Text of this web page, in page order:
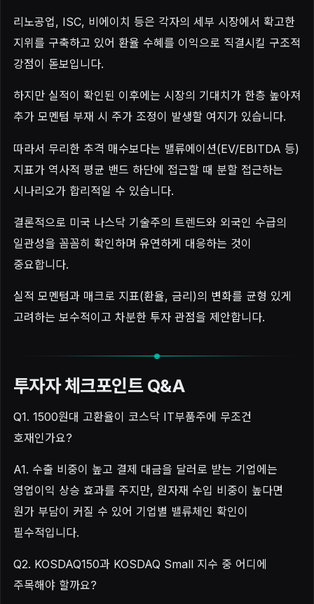
리노공업, ISC, 비에이치 등은 각자의 세부 시장에서 확고한
지위를 구축하고 있어 환율 수혜를 이익으로 직결시킬 구조적
강점이 돋보입니다.
하지만 실적이 확인된 이후에는 시장의 기대치가 한층 높아져
추가 모멘텀 부재 시 주가 조정이 발생할 여지가 있습니다.
따라서 무리한 추격 매수보다는 밸류에이션(EV/EBITDA 등)
지표가 역사적 평균 밴드 하단에 접근할 때 분할 접근하는
시나리오가 합리적일 수 있습니다.
결론적으로 미국 나스닥 기술주의 트렌드와 외국인 수급의
일관성을 꼼꼼히 확인하며 유연하게 대응하는 것이
중요합니다.
실적 모멘텀과 매크로 지표(환율, 금리)의 변화를 균형 있게
고려하는 보수적이고 차분한 투자 관점을 제안합니다.
투자자 체크포인트 Q&A
Q1. 1500원대 고환율이 코스닥 IT부품주에 무조건
호재인가요?
A1. 수출 비중이 높고 결제 대금을 달러로 받는 기업에는
영업이익 상승 효과를 주지만, 원자재 수입 비중이 높다면
원가 부담이 커질 수 있어 기업별 밸류체인 확인이
필수적입니다.
Q2. KOSDAQ150과 KOSDAQ Small 지수 중 어디에
주목해야 할까요?